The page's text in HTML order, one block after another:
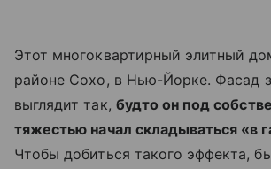
Этот многоквартирный элитный
районе Сохо, в Нью-Йорке. Фасад
выглядит так, будто он под
тяжестью начал складываться «в
Чтобы добиться такого эффекта,